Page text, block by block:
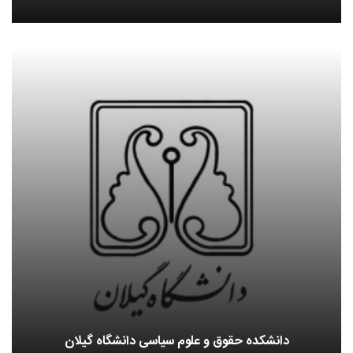
دانشکده حقوق و علوم سیاسی دانشگاه گیلان